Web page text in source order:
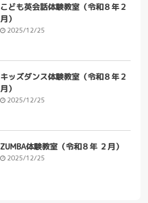
こども英会話体験教室（令和８年２
月）
2025/12/25
キッズダンス体験教室（令和８年２
月）
2025/12/25
ZUMBA体験教室（令和８年 ２月）
2025/12/25